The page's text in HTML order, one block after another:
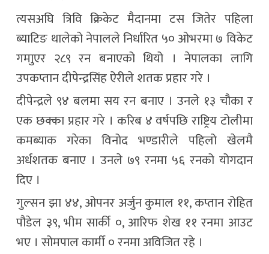
त्यसअघि त्रिवि क्रिकेट मैदानमा टस जितेर पहिला
ब्याटिङ थालेको नेपालले निर्धारित ५० ओभरमा ७ विकेट
गमाुएर २८९ रन बनाएको थियो । नेपालका लागि
उपकप्तान दीपेन्द्रसिंह ऐरीले शतक प्रहार गरे ।
दीपेन्द्रले ९४ बलमा सय रन बनाए । उनले १३ चौका र
एक छक्का प्रहार गरे । करिब ४ वर्षपछि राष्ट्रिय टोलीमा
कमब्याक गरेका विनोद भण्डारीले पहिलो खेलमै
अर्धशतक बनाए । उनले ७९ रनमा ५६ रनको योगदान
दिए ।
गुल्सन झा ४४, ओपनर अर्जुन कुमाल ११, कप्तान रोहित
पौडेल ३९, भीम सार्की ०, आरिफ शेख ११ रनमा आउट
भए । सोमपाल कार्मी ० रनमा अविजित रहे ।